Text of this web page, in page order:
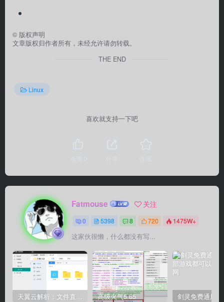
© 版权声明
文章版权归作者所有，未经允许请勿转载。
THE END
Linux
喜欢就支持一下吧
Fatmouse 关注
0 5398 8 720 1475W+
这家伙很懒，什么都没有写...
天翼云解析：文件直链获取源码 高级火气5.65